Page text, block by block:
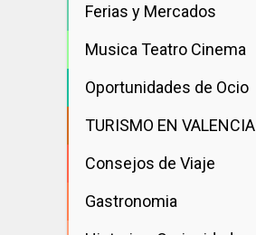
Ferias y Mercados
Musica Teatro Cinema
Oportunidades de Ocio
TURISMO EN VALENCIA
Consejos de Viaje
Gastronomia